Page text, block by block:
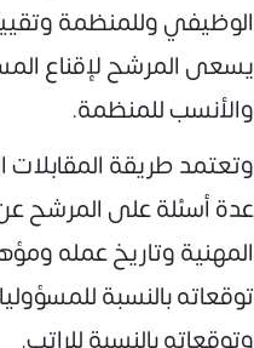
الوظيفي وللمنظمة
يسعى المرشح لإقناع
والأنسب للمنظمة.
وتعتمد طريقة
عدة أسئلة على المرشح
المهنية وتاريخ عمله
توقعاته بالنسبة
وتوقعاته بالنسبة للراتب.